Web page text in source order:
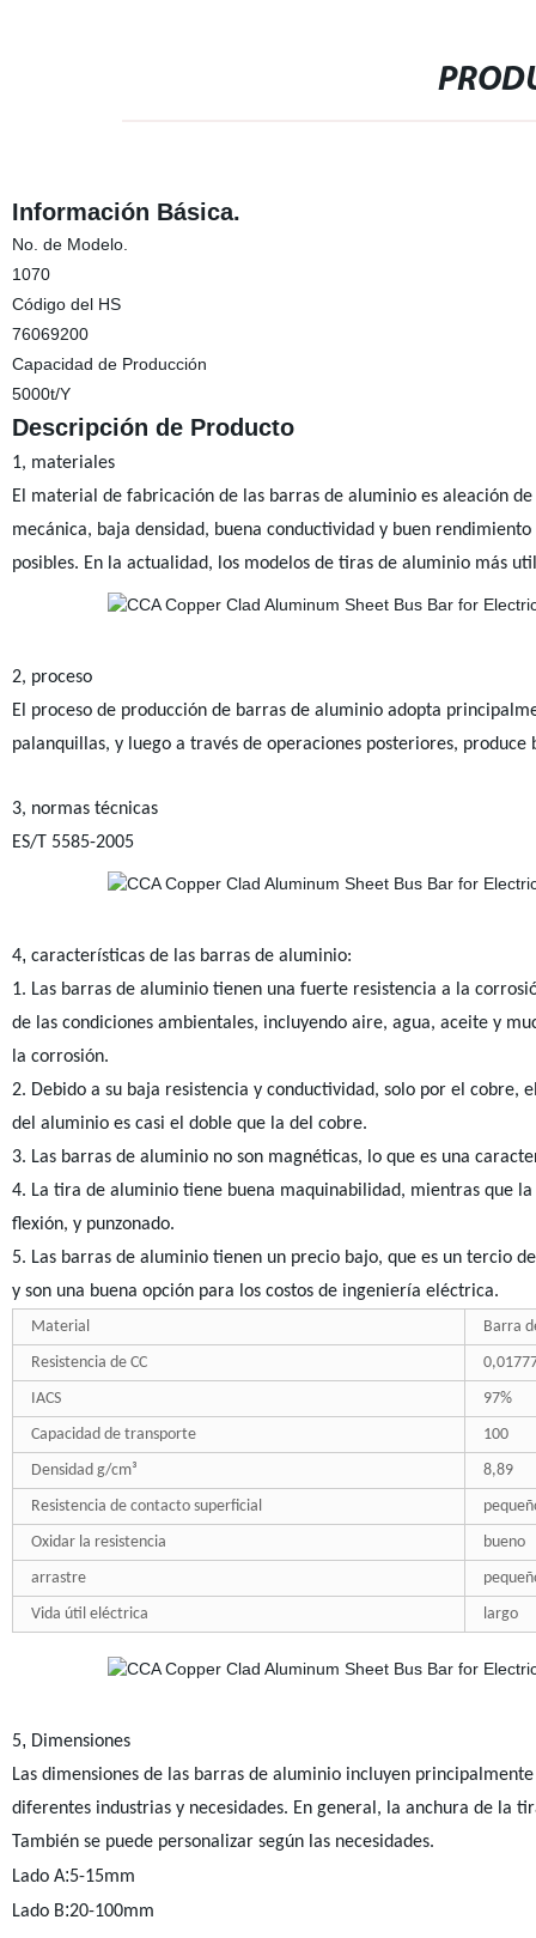
Información Básica.
No. de Modelo.
1070
Código del HS
76069200
Capacidad de Producción
5000t/Y
Descripción de Producto
1, materiales
El material de fabricación de las barras de aluminio es aleación
mecánica, baja densidad, buena conductividad y buen
posibles. En la actualidad, los modelos de tiras de aluminio más
2, proceso
El proceso de producción de barras de aluminio adopta
palanquillas, y luego a través de operaciones posteriores,
3, normas técnicas
ES/T 5585-2005
4, características de las barras de aluminio:
1. Las barras de aluminio tienen una fuerte resistencia a la
de las condiciones ambientales, incluyendo aire, agua, aceite y
la corrosión.
2. Debido a su baja resistencia y conductividad, solo por el cobre,
del aluminio es casi el doble que la del cobre.
3. Las barras de aluminio no son magnéticas, lo que es una
4. La tira de aluminio tiene buena maquinabilidad, mientras que
flexión, y punzonado.
5. Las barras de aluminio tienen un precio bajo, que es un tercio
y son una buena opción para los costos de ingeniería eléctrica.
Material
Barra
Resistencia de CC
IACS
97%
Capacidad de transporte
100
Densidad g/cm³
8,89
Resistencia de contacto superficial
Oxidar la resistencia
bueno
arrastre
Vida útil eléctrica
largo
5, Dimensiones
Las dimensiones de las barras de aluminio incluyen
diferentes industrias y necesidades. En general, la anchura de la
También se puede personalizar según las necesidades.
Lado A:5-15mm
Lado B:20-100mm